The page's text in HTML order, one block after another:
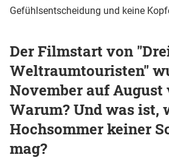
Gefühlsentscheidung und keine
Der Filmstart von
Weltraumtouristen"
November auf August
Warum? Und was ist,
Hochsommer keiner
mag?